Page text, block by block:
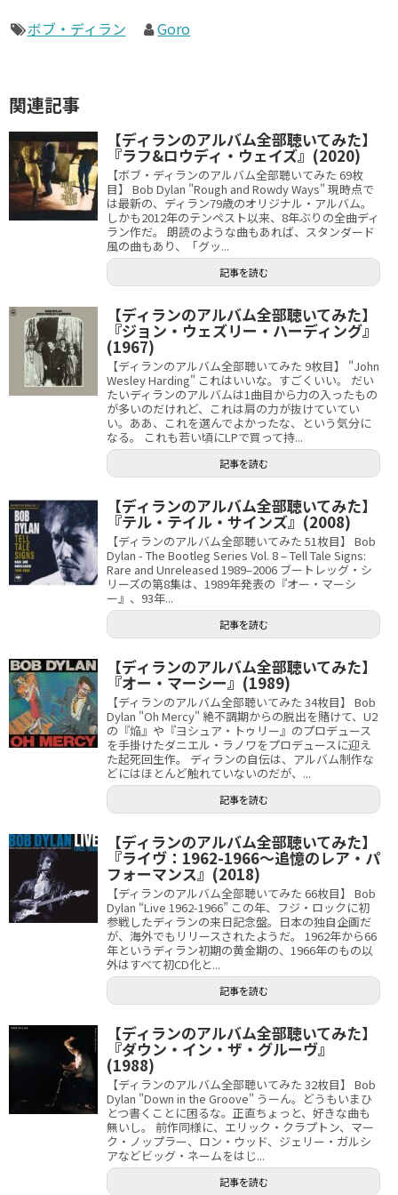
ボブ・ディラン Goro
関連記事
【ディランのアルバム全部聴いてみた】
『ラフ&ロウディ・ウェイズ』(2020)
【ボブ・ディランのアルバム全部聴いてみた 69枚
目】 Bob Dylan "Rough and Rowdy Ways" 現時点で
は最新の、ディラン79歳のオリジナル・アルバム。
しかも2012年のテンペスト以来、8年ぶりの全曲ディ
ラン作だ。 朗読のような曲もあれば、スタンダード
風の曲もあり、「グッ...
記事を読む
【ディランのアルバム全部聴いてみた】
『ジョン・ウェズリー・ハーディング』
(1967)
【ディランのアルバム全部聴いてみた 9枚目】 "John
Wesley Harding" これはいいな。すごくいい。 だい
たいディランのアルバムは1曲目から力の入ったもの
が多いのだけれど、これは肩の力が抜けていてい
い。ああ、これを選んでよかったな、という気分に
なる。 これも若い頃にLPで買って持...
記事を読む
【ディランのアルバム全部聴いてみた】
『テル・テイル・サインズ』(2008)
【ディランのアルバム全部聴いてみた 51枚目】 Bob
Dylan - The Bootleg Series Vol. 8 – Tell Tale Signs:
Rare and Unreleased 1989–2006 ブートレッグ・シ
リーズの第8集は、1989年発表の『オー・マーシ
ー』、93年...
記事を読む
【ディランのアルバム全部聴いてみた】
『オー・マーシー』(1989)
【ディランのアルバム全部聴いてみた 34枚目】 Bob
Dylan "Oh Mercy" 絶不調期からの脱出を賭けて、U2
の『焔』や『ヨシュア・トゥリー』のプロデュース
を手掛けたダニエル・ラノワをプロデュースに迎え
た起死回生作。 ディランの自伝は、アルバム制作な
どにはほとんど触れていないのだが、...
記事を読む
【ディランのアルバム全部聴いてみた】
『ライヴ：1962-1966～追憶のレア・パ
フォーマンス』(2018)
【ディランのアルバム全部聴いてみた 66枚目】 Bob
Dylan “Live 1962-1966” この年、フジ・ロックに初
参戦したディランの来日記念盤。日本の独自企画だ
が、海外でもリリースされたようだ。 1962年から66
年というディラン初期の黄金期の、1966年のもの以
外はすべて初CD化と...
記事を読む
【ディランのアルバム全部聴いてみた】
『ダウン・イン・ザ・グルーヴ』
(1988)
【ディランのアルバム全部聴いてみた 32枚目】 Bob
Dylan "Down in the Groove" うーん。どうもいまひ
とつ書くことに困るな。正直ちょっと、好きな曲も
無いし。 前作同様に、エリック・クラプトン、マー
ク・ノップラー、ロン・ウッド、ジェリー・ガルシ
アなどビッグ・ネームをはじ...
記事を読む